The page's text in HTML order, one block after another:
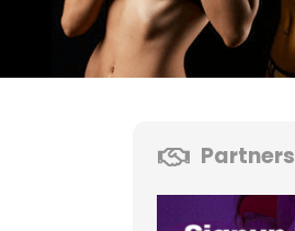
Partners